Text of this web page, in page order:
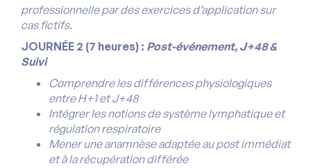
professionnelle par des exercices d’application sur
cas fictifs.
JOURNÉE 2 (7 heures) : Post-événement, J+48 &
Suivi
Comprendre les différences physiologiques
entre H+1 et J+48
Intégrer les notions de système lymphatique et
régulation respiratoire
Mener une anamnèse adaptée au post immédiat
et à la récupération différée